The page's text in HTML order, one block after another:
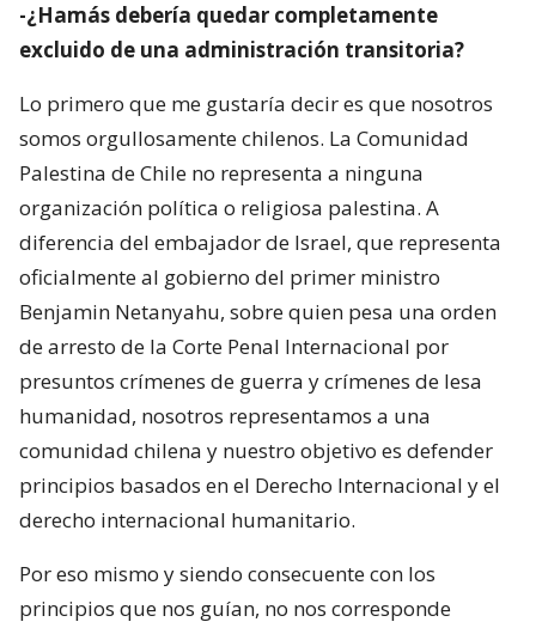
-¿Hamás debería quedar completamente
excluido de una administración transitoria?
Lo primero que me gustaría decir es que nosotros
somos orgullosamente chilenos. La Comunidad
Palestina de Chile no representa a ninguna
organización política o religiosa palestina. A
diferencia del embajador de Israel, que representa
oficialmente al gobierno del primer ministro
Benjamin Netanyahu, sobre quien pesa una orden
de arresto de la Corte Penal Internacional por
presuntos crímenes de guerra y crímenes de lesa
humanidad, nosotros representamos a una
comunidad chilena y nuestro objetivo es defender
principios basados en el Derecho Internacional y el
derecho internacional humanitario.
Por eso mismo y siendo consecuente con los
principios que nos guían, no nos corresponde